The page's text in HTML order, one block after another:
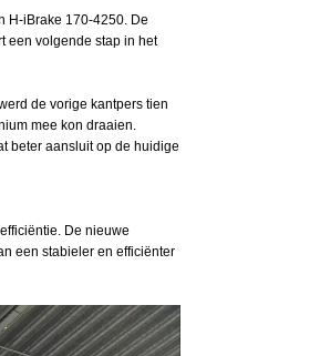
H-iBrake 170-4250. De
een volgende stap in het
de vorige kantpers tien
mee kon draaien.
beter aansluit op de huidige
De nieuwe
een stabieler en efficiënter